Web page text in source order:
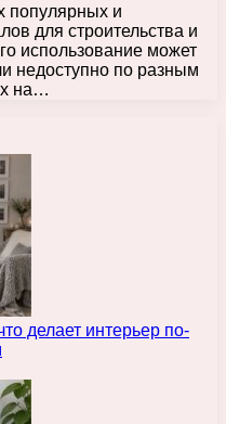
популярных и
для строительства и
использование может
недоступно по разным
на…
делает интерьер по-